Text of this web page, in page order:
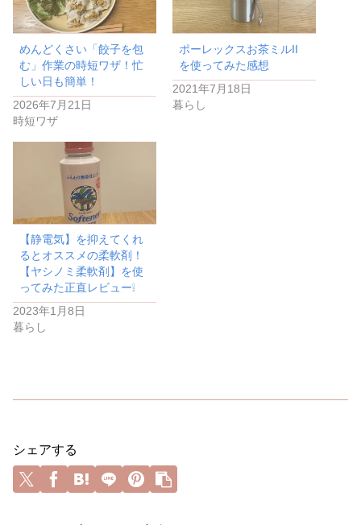
めんどくさい「餃子を包
む」作業の時短ワザ！忙
しい日も簡単！
2026年7月21日
時短ワザ
ポーレックスお茶ミルII
を使ってみた感想
2021年7月18日
暮らし
【静電気】を抑えてくれ
るとオススメの柔軟剤！
【ヤシノミ柔軟剤】を使
ってみた正直レビュー❕
2023年1月8日
暮らし
シェアする